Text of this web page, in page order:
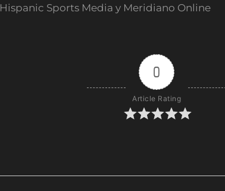
Hispanic Sports Media y Meridiano Online
0
Article Rating